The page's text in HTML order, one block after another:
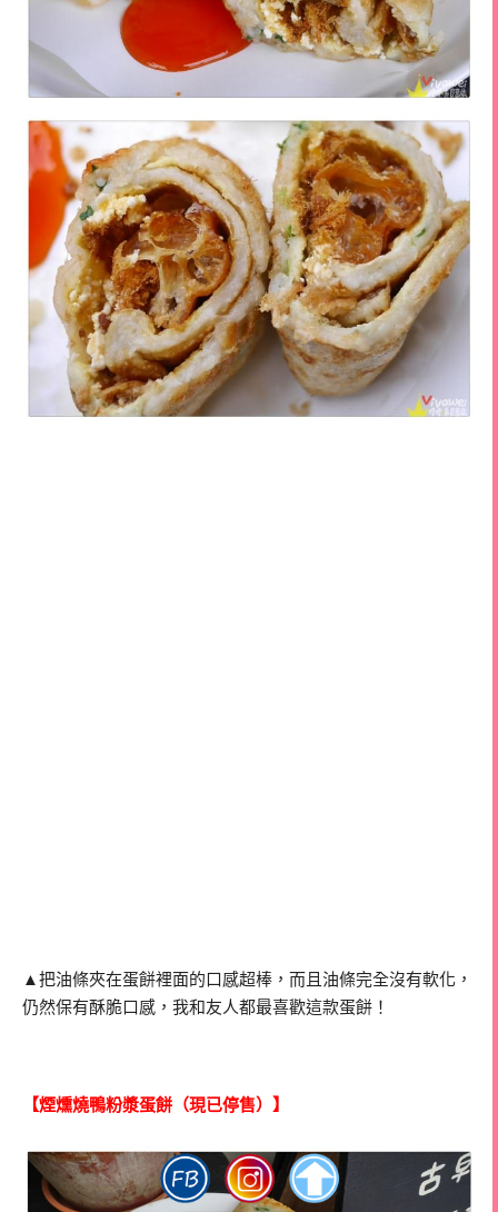
▲把油條夾在蛋餅裡面的口感超棒，而且油條完全沒有軟化，
仍然保有酥脆口感，我和友人都最喜歡這款蛋餅！
【煙燻燒鴨粉漿蛋餅（現已停售）】